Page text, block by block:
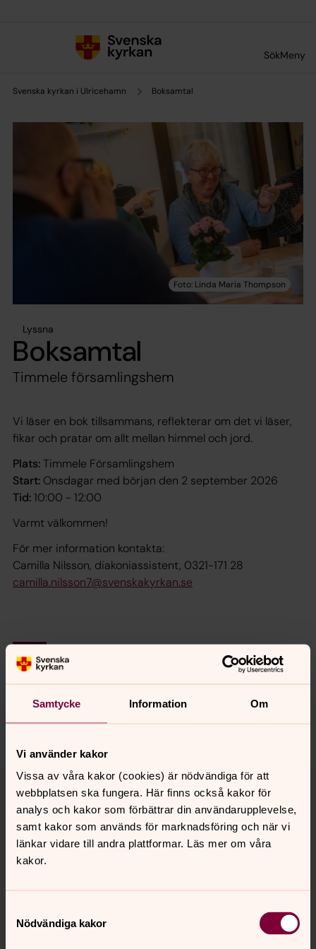
Samtycke Information Om
Vi använder kakor
Vissa av våra kakor (cookies) är nödvändiga för att
webbplatsen ska fungera. Här finns också kakor för
analys och kakor som förbättrar din användarupplevelse,
samt kakor som används för marknadsföring och när vi
länkar vidare till andra plattformar. Läs mer om våra
kakor.
Nödvändiga kakor
SökMeny
Svenska kyrkan i Ulricehamn Boksamtal
Lyssna
Boksamtal
Timmele församlingshem
Vi läser en bok tillsammans, reflekterar om det vi läser,
fikar och pratar om allt mellan himmel och jord.
Plats:Timmele Församlingshem
Start: Onsdagar med början den 2 september 2026
Tid: 10:00 - 12:00
Varmt välkommen!
För mer information kontakta:
Camilla Nilsson, diakoniassistent, 0321-171 28
camilla.nilsson7@svenskakyrkan.se
Synpunkter eller frågor på sidans
innehåll?
ulricehamn.pastorat@svenskakyrkan.se
Dela
Tillbaka till toppen
Tillbaka till innehållet
Kontakt